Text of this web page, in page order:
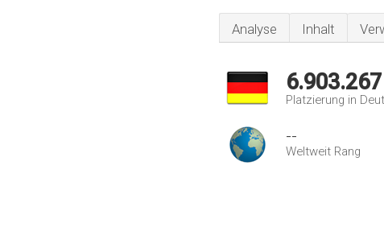
Analyse Inhalt
6.903.267
Platzierung in
--
Weltweit Rang